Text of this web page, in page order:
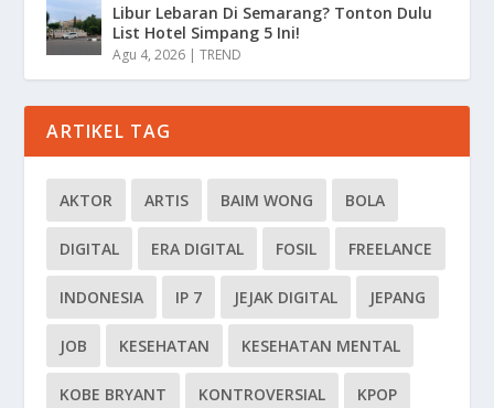
Libur Lebaran Di Semarang? Tonton Dulu
List Hotel Simpang 5 Ini!
Agu 4, 2026 |TREND
ARTIKEL TAG
AKTOR ARTIS BAIM WONG BOLA
DIGITAL ERA DIGITAL FOSIL FREELANCE
INDONESIA IP 7 JEJAK DIGITAL JEPANG
JOB KESEHATAN KESEHATAN MENTAL
KOBE BRYANT KONTROVERSIAL KPOP